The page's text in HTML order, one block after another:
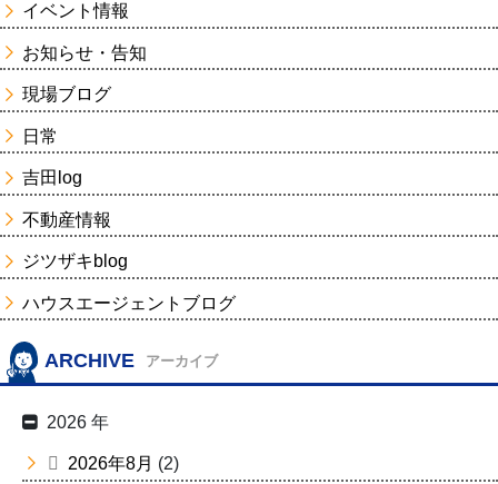
イベント情報
お知らせ・告知
現場ブログ
日常
吉田log
不動産情報
ジツザキblog
ハウスエージェントブログ
ARCHIVE アーカイブ
2026 年
2026年8月 (2)